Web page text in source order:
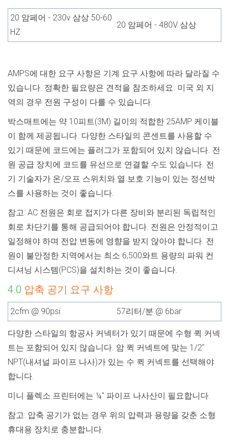
20 암페어 - 230v 삼상 50-60
HZ
20 암페어 - 480V 삼상
AMPS에 대한 요구 사항은 기계 요구 사항에 따라 달라질 수
있습니다. 정확한 필요량은 견적을 참조하세요. 미국 외 지
역의 경우 전원 구성이 다를 수 있습니다.
박스매트에는 약 10피트(3M) 길이의 적합한 25AMP 케이블
이 함께 제공됩니다. 다양한 스타일의 콘센트를 사용할 수
있기 때문에 코드에는 플러그가 포함되어 있지 않습니다. 전
원 공급 장치에 코드를 유선으로 연결할 수도 있습니다. 전
기 기술자가 온/오프 스위치와 열 보호 기능이 있는 정션박
스를 사용하는 것이 좋습니다.
참고: AC 전원은 회로 접지가 다른 장비와 분리된 독립적인
회로 차단기를 통해 공급되어야 합니다. 전원은 안정적이고
일정해야 하며 전압 변동에 영향을 받지 않아야 합니다. 전
원이 불안정한 지역에서는 최소 6,500와트 용량의 파워 컨
디셔닝 시스템(PCS)을 설치하는 것이 좋습니다.
4.0 압축 공기 요구 사항
2cfm @ 90psi 57리터/분 @ 6bar
다양한 스타일의 항공사 커넥터가 있기 때문에 수형 퀵 커넥
트는 포함되어 있지 않습니다. 암 퀵 커넥트에 맞는 1/2"
NPT(내셔널 파이프 나사)가 있는 수 퀵 커넥트를 선택해야
합니다.
미니 플렉소 프린터에는 ¼" 파이프 나사산이 필요합니다.
참고: 압축 공기가 없는 경우 위의 압력과 용량을 갖춘 소형
휴대용 장치로 충분합니다.